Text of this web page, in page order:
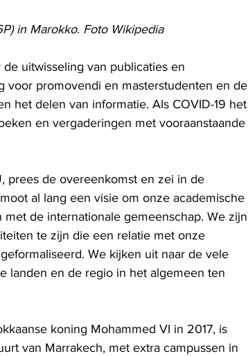
in Marokko. Foto Wikipedia
uitwisseling van publicaties en
voor promovendi en masterstudenten en de
het delen van informatie. Als COVID-19 het
en vergaderingen met vooraanstaande
prees de overeenkomst en zei in de
al lang een visie om onze academische
de internationale gemeenschap. We zijn
te zijn die een relatie met onze
We kijken uit naar de vele
landen en de regio in het algemeen ten
koning Mohammed VI in 2017, is
van Marrakech, met extra campussen in